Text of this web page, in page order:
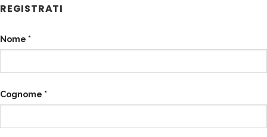
REGISTRATI
Nome *
Cognome *